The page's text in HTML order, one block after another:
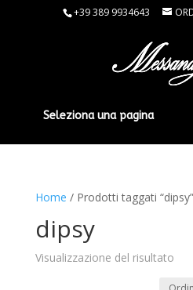
+39 389 9934643
Seleziona una pagina
Home / Prodotti taggati “dipsy”
dipsy
Visualizzazione del risultato